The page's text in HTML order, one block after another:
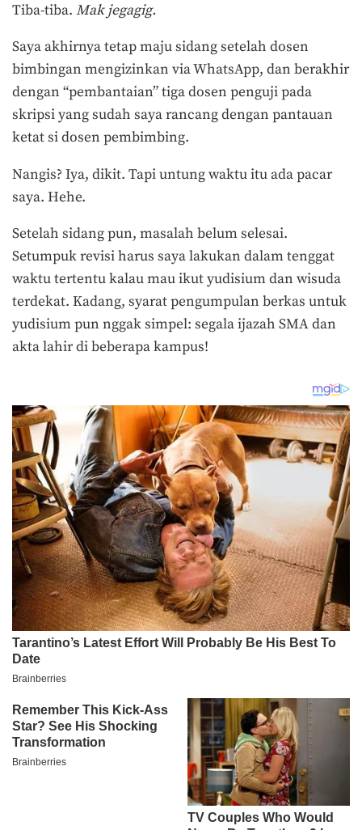
Tiba-tiba. Mak jegagig.
Saya akhirnya tetap maju sidang setelah dosen
bimbingan mengizinkan via WhatsApp, dan berakhir
dengan “pembantaian” tiga dosen penguji pada
skripsi yang sudah saya rancang dengan pantauan
ketat si dosen pembimbing.
Nangis? Iya, dikit. Tapi untung waktu itu ada pacar
saya. Hehe.
Setelah sidang pun, masalah belum selesai.
Setumpuk revisi harus saya lakukan dalam tenggat
waktu tertentu kalau mau ikut yudisium dan wisuda
terdekat. Kadang, syarat pengumpulan berkas untuk
yudisium pun nggak simpel: segala ijazah SMA dan
akta lahir di beberapa kampus!